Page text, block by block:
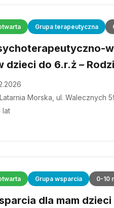
Grupa terapeutyczna
dzieci do 6.r.ż –
Morska, ul. Walecznych
lat
Grupa wsparcia 0-10
dla mam dzieci